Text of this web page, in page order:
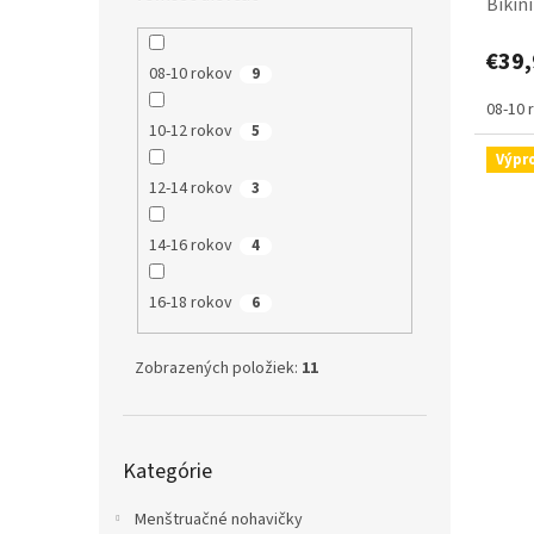
08-10 rokov 9
10-12 rokov 5
12-14 rokov 3
14-16 rokov 4
16-18 rokov 6
Zobrazených položiek: 11
kategórie
Kategórie
Menštruačné nohavičky
08-10